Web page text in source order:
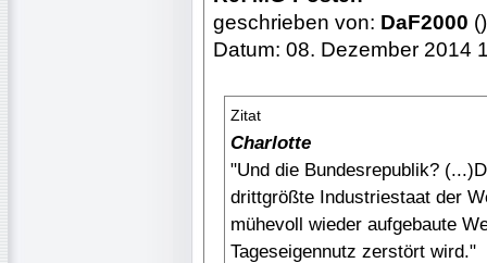
geschrieben von: DaF2000 ()
Datum: 08. Dezember 2014
Zitat
Charlotte
"Und die Bundesrepublik?
drittgrößte Industriestaat der
mühevoll wieder aufgebaute
Tageseigennutz zerstört wird."